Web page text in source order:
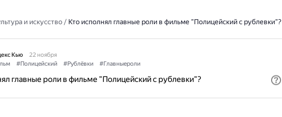
и искусство/ Кто исполнял главные роли в фильме ”Полицейский с рублевки”?
Кью
22 ноября
#Полицейский #Рублёвки #Главныероли
главные роли в фильме ”Полицейский с рублевки”?